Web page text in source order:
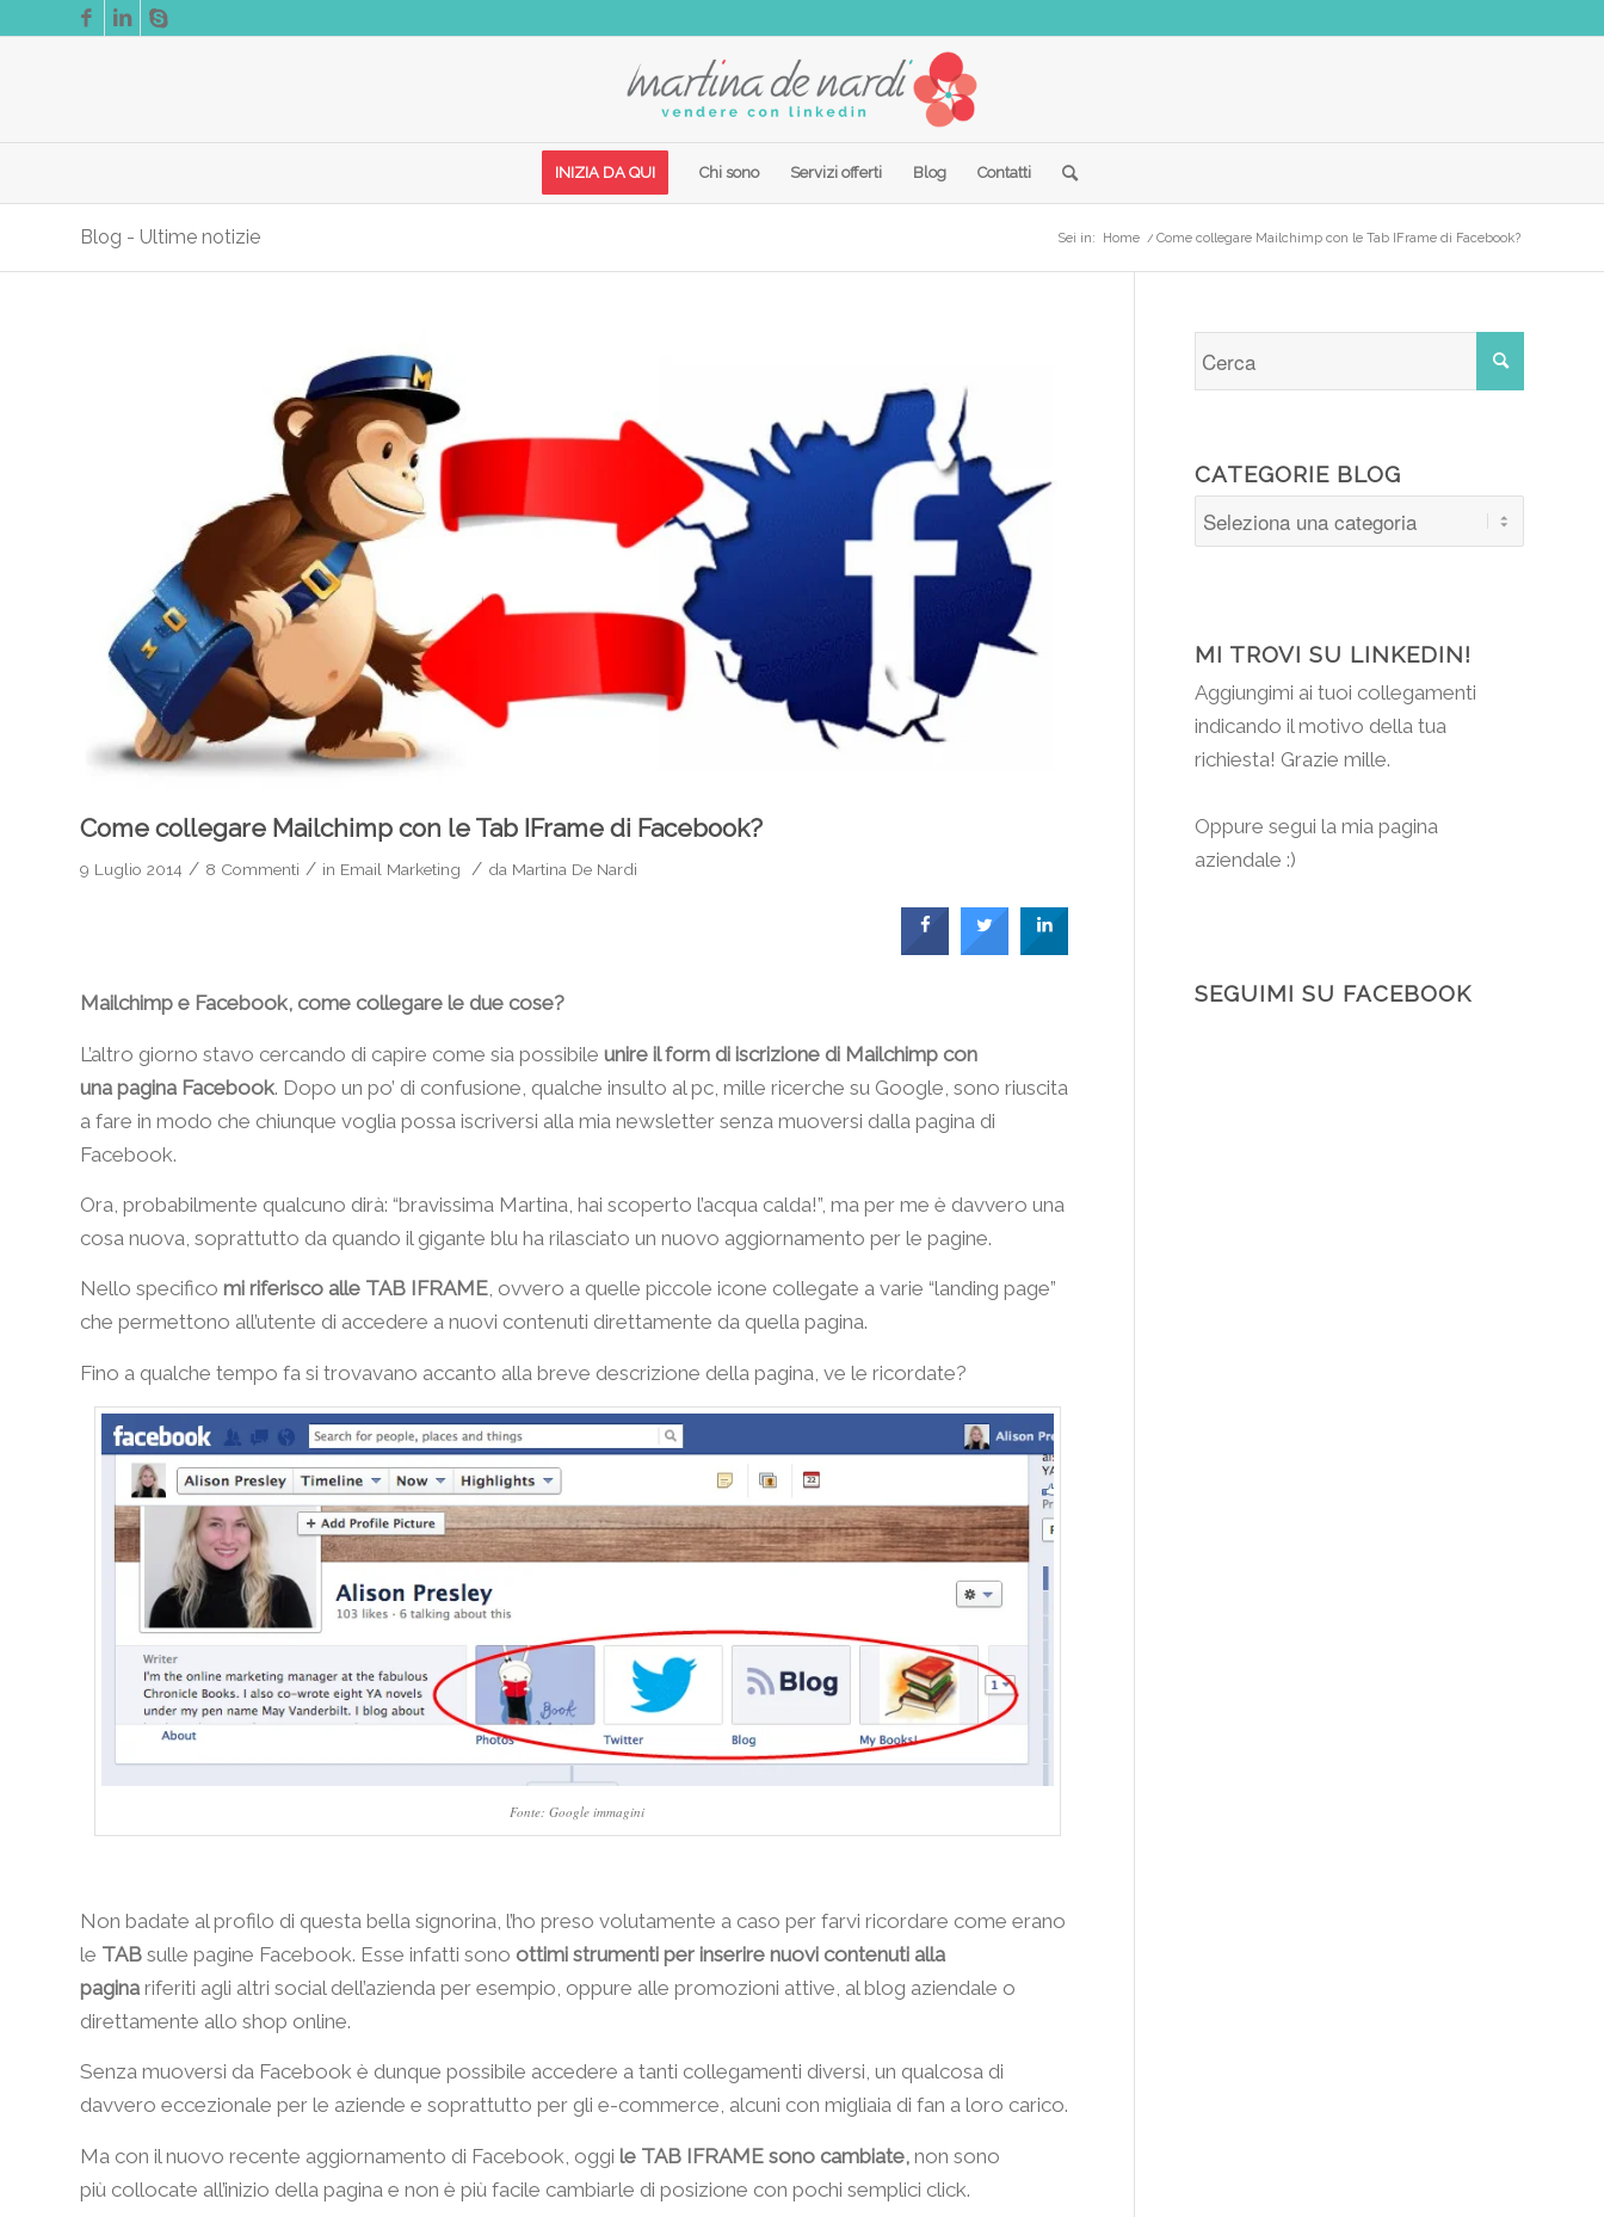
INIZIA DA QUI Chi sono Servizi offerti Blog Contatti
Blog - Ultime notizie Sei in: Home / Come collegare Mailchimp con le Tab IFrame di Facebook?
Come collegare Mailchimp con le Tab IFrame di Facebook?
9 Luglio 2014 / 8 Commenti / in Email Marketing / da Martina De Nardi
Mailchimp e Facebook, come collegare le due cose?
L’altro giorno stavo cercando di capire come sia possibile unire il form di iscrizione di Mailchimp con
una pagina Facebook. Dopo un po’ di confusione, qualche insulto al pc, mille ricerche su Google, sono riuscita
a fare in modo che chiunque voglia possa iscriversi alla mia newsletter senza muoversi dalla pagina di
Facebook.
Ora, probabilmente qualcuno dirà: “bravissima Martina, hai scoperto l’acqua calda!”, ma per me è davvero una
cosa nuova, soprattutto da quando il gigante blu ha rilasciato un nuovo aggiornamento per le pagine.
Nello specifico mi riferisco alle TAB IFRAME, ovvero a quelle piccole icone collegate a varie “landing page”
che permettono all’utente di accedere a nuovi contenuti direttamente da quella pagina.
Fino a qualche tempo fa si trovavano accanto alla breve descrizione della pagina, ve le ricordate?
Fonte: Google immagini
Non badate al profilo di questa bella signorina, l’ho preso volutamente a caso per farvi ricordare come erano
le TAB sulle pagine Facebook. Esse infatti sono ottimi strumenti per inserire nuovi contenuti alla
pagina riferiti agli altri social dell’azienda per esempio, oppure alle promozioni attive, al blog aziendale o
direttamente allo shop online.
Senza muoversi da Facebook è dunque possibile accedere a tanti collegamenti diversi, un qualcosa di
davvero eccezionale per le aziende e soprattutto per gli e-commerce, alcuni con migliaia di fan a loro carico.
Ma con il nuovo recente aggiornamento di Facebook, oggi le TAB IFRAME sono cambiate, non sono
più collocate all’inizio della pagina e non è più facile cambiarle di posizione con pochi semplici click.
CATEGORIE BLOG
MI TROVI SU LINKEDIN!
Aggiungimi ai tuoi collegamenti
indicando il motivo della tua
richiesta! Grazie mille.
Oppure segui la mia pagina
aziendale :)
SEGUIMI SU FACEBOOK